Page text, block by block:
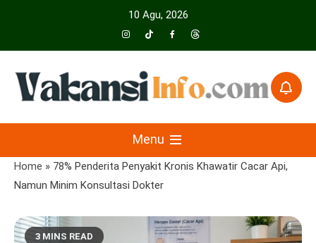
10 Agu, 2026
VakansiinfoMenu
Home » 78% Penderita Penyakit Kronis Khawatir Cacar Api,
Namun Minim Konsultasi Dokter
3 MINS READ